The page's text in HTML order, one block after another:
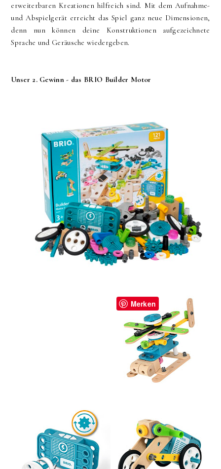
erweiterbaren Kreationen hilfreich sind. Mit dem Aufnahme-
und Abspielgerät erreicht das Spiel ganz neue Dimensionen,
denn nun können deine Konstruktionen aufgezeichnete
Sprache und Geräusche wiedergeben.
Unser 2. Gewinn - das BRIO Builder Motor
Merken